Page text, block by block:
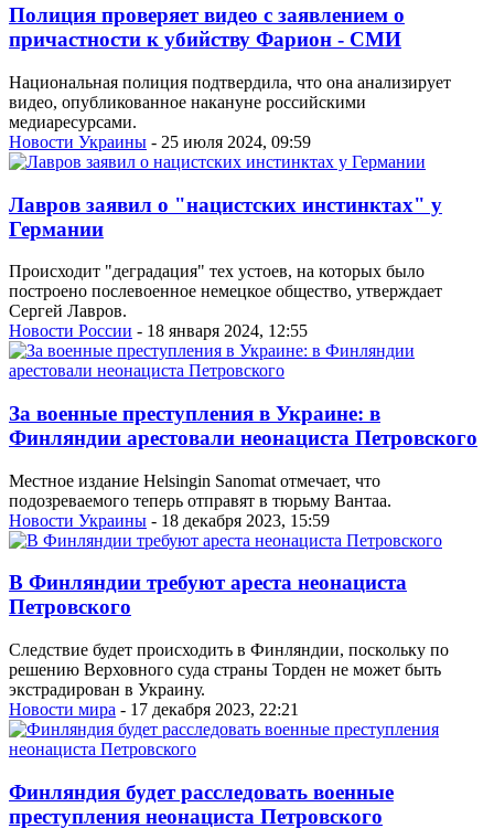
Полиция проверяет видео с заявлением о
причастности к убийству Фарион - СМИ
Национальная полиция подтвердила, что она анализирует
видео, опубликованное накануне российскими
медиаресурсами.
Новости Украины - 25 июля 2024, 09:59
Лавров заявил о "нацистских инстинктах" у
Германии
Происходит "деградация" тех устоев, на которых было
построено послевоенное немецкое общество, утверждает
Сергей Лавров.
Новости России - 18 января 2024, 12:55
За военные преступления в Украине: в
Финляндии арестовали неонациста Петровского
Местное издание Helsingin Sanomat отмечает, что
подозреваемого теперь отправят в тюрьму Вантаа.
Новости Украины - 18 декабря 2023, 15:59
В Финляндии требуют ареста неонациста
Петровского
Следствие будет происходить в Финляндии, поскольку по
решению Верховного суда страны Торден не может быть
экстрадирован в Украину.
Новости мира - 17 декабря 2023, 22:21
Финляндия будет расследовать военные
преступления неонациста Петровского